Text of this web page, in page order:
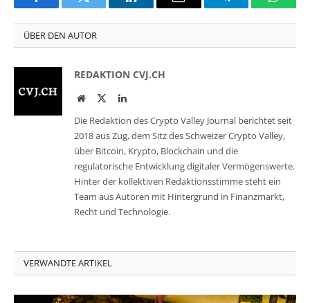
FacebookTwitter LinkedInEmail Telegram
ÜBER DEN AUTOR
REDAKTION CVJ.CH
WebsiteTwitterLinkedIn
Die Redaktion des Crypto Valley Journal berichtet seit
2018 aus Zug, dem Sitz des Schweizer Crypto Valley,
über Bitcoin, Krypto, Blockchain und die
regulatorische Entwicklung digitaler Vermögenswerte.
Hinter der kollektiven Redaktionsstimme steht ein
Team aus Autoren mit Hintergrund in Finanzmarkt,
Recht und Technologie.
VERWANDTE ARTIKEL